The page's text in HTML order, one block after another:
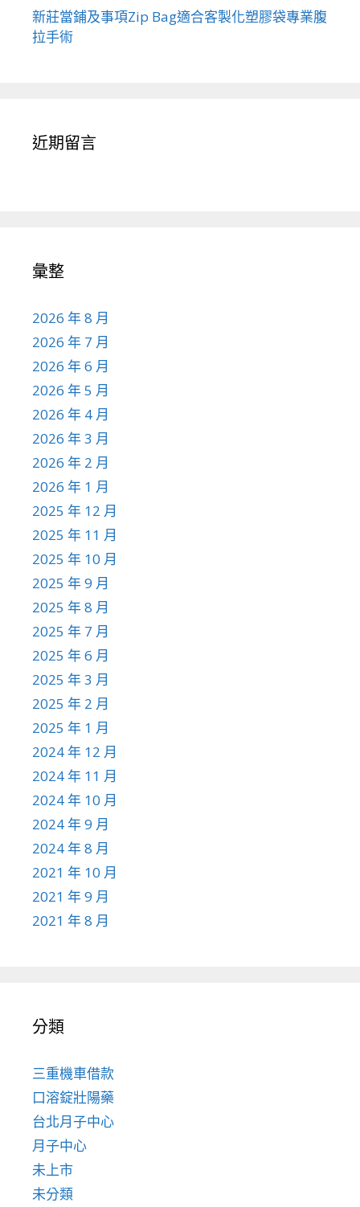
新莊當鋪及事項Zip Bag適合客製化塑膠袋專業腹
拉手術
近期留言
彙整
2026 年 8 月
2026 年 7 月
2026 年 6 月
2026 年 5 月
2026 年 4 月
2026 年 3 月
2026 年 2 月
2026 年 1 月
2025 年 12 月
2025 年 11 月
2025 年 10 月
2025 年 9 月
2025 年 8 月
2025 年 7 月
2025 年 6 月
2025 年 3 月
2025 年 2 月
2025 年 1 月
2024 年 12 月
2024 年 11 月
2024 年 10 月
2024 年 9 月
2024 年 8 月
2021 年 10 月
2021 年 9 月
2021 年 8 月
分類
三重機車借款
口溶錠壯陽藥
台北月子中心
月子中心
未上市
未分類